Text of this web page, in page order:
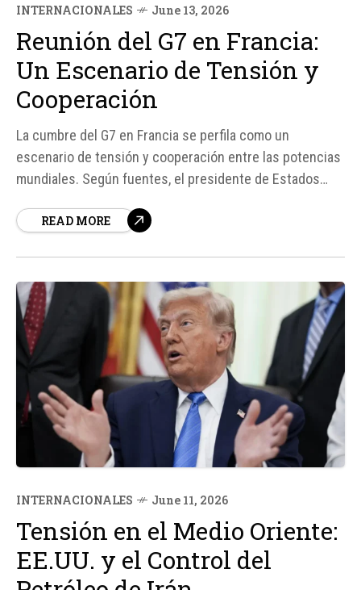
INTERNACIONALES June 13, 2026
Reunión del G7 en Francia:
Un Escenario de Tensión y
Cooperación
La cumbre del G7 en Francia se perfila como un
escenario de tensión y cooperación entre las potencias
mundiales. Según fuentes, el presidente de Estados
Volodimir Zelenski, participarán en una sesión de trabajo
READ MORE
INTERNACIONALES June 11, 2026
Tensión en el Medio Oriente:
EE.UU. y el Control del